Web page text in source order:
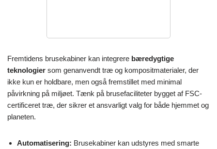
Fremtidens brusekabiner kan integrere bæredygtige
teknologier som genanvendt træ og kompositmaterialer, der
ikke kun er holdbare, men også fremstillet med minimal
påvirkning på miljøet. Tænk på brusefaciliteter bygget af FSC-
certificeret træ, der sikrer et ansvarligt valg for både hjemmet og
planeten.
Automatisering: Brusekabiner kan udstyres med smarte